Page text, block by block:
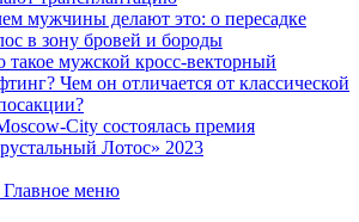
мужчины делают это: о пересадке
в зону бровей и бороды
такое мужской кросс-векторный
Чем он отличается от классической
City состоялась премия
Лотос» 2023
меню